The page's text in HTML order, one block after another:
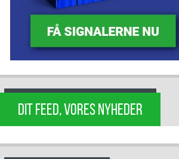
DIT FEED, VORES NYHEDER